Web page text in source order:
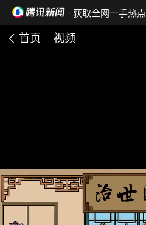
· 获取全网一手热点
首页 视频